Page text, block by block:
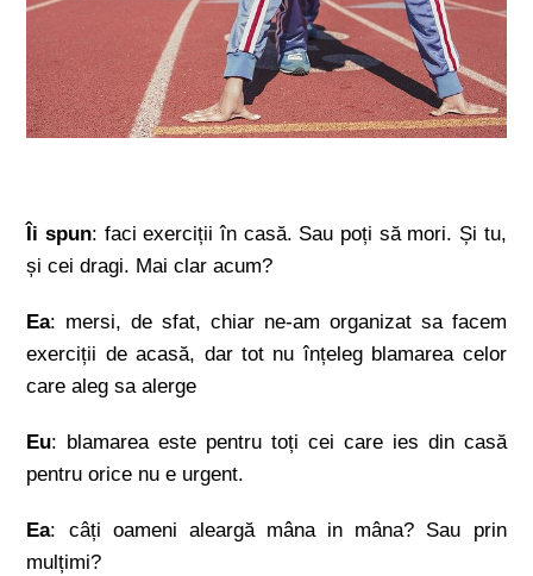
Îi spun: faci exerciții în casă. Sau poți să mori. Și tu,
și cei dragi. Mai clar acum?
Ea: mersi, de sfat, chiar ne-am organizat sa facem
exerciții de acasă, dar tot nu înțeleg blamarea celor
care aleg sa alerge
Eu: blamarea este pentru toți cei care ies din casă
pentru orice nu e urgent.
Ea: câți oameni aleargă mâna in mâna? Sau prin
mulțimi?